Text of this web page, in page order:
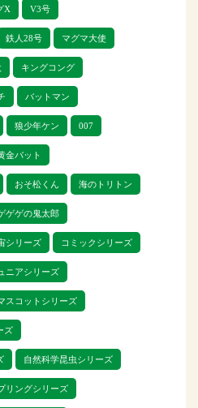
接お伺いする「出張
を送る「宅配買
ち込む「店頭買取」
場合は、出張買取が
の商品の金額が知り
・メール・LINEから
もできます。
玩具を少しでも高く
ルゲージにぜひ査
お待ちしておりま
X V3号
鉄人28号 マグマ大使
キングコング
バットマン
狼少年ケン 007
金バット
おそ松くん 海のトリトン
ゲゲの鬼太郎
シリーズ コミックシリーズ
ニアシリーズ
スコットシリーズ
ズ
自然科学昆虫シリーズ
リングシリーズ